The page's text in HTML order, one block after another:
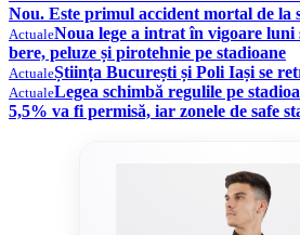
Nou. Este primul accident mortal de
ActualeNoua lege a intrat în vigoare luni
bere, peluze și pirotehnie pe stadioane
ActualeȘtiința București și Poli Iași se
ActualeLegea schimbă regulile pe
5,5% va fi permisă, iar zonele de safe